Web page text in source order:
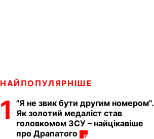
НАЙПОПУЛЯРНІШЕ
1
"Я не звик бути другим номером".
Як золотий медаліст став
головкомом ЗСУ – найцікавіше
про Драпатого